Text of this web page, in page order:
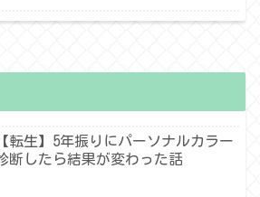
【転生】5年振りにパーソナルカラー
断したら結果が変わった話